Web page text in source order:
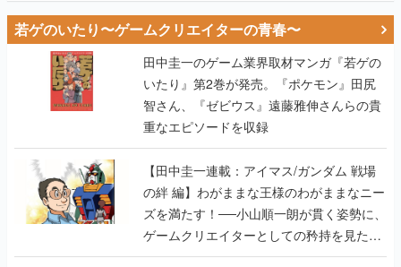
若ゲのいたり〜ゲームクリエイターの青春〜
田中圭一のゲーム業界取材マンガ『若ゲの
いたり』第2巻が発売。『ポケモン』田尻
智さん、『ゼビウス』遠藤雅伸さんらの貴
重なエピソードを収録
【田中圭一連載：アイマス/ガンダム 戦場
の絆 編】わがままな王様のわがままなニー
ズを満たす！──小山順一朗が貫く姿勢に、
ゲームクリエイターとしての矜持を見た
【若ゲのいたり最終回】